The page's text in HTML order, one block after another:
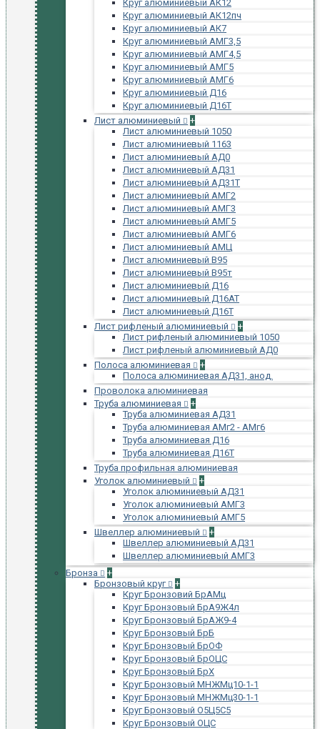
Круг алюминиевый АК12
Круг алюминиевый АК12пч
Круг алюминиевый АК7
Круг алюминиевый АМГ3,5
Круг алюминиевый АМГ4,5
Круг алюминиевый АМГ5
Круг алюминиевый АМГ6
Круг алюминиевый Д16
Круг алюминиевый Д16Т
Лист алюминиевый
+
Лист алюминиевый 1050
Лист алюминиевый 1163
Лист алюминиевый АД0
Лист алюминиевый АД31
Лист алюминиевый АД31Т
Лист алюминиевый АМГ2
Лист алюминиевый АМГ3
Лист алюминиевый АМГ5
Лист алюминиевый АМГ6
Лист алюминиевый АМЦ
Лист алюминиевый В95
Лист алюминиевый В95т
Лист алюминиевый Д16
Лист алюминиевый Д16АТ
Лист алюминиевый Д16Т
Лист рифленый алюминиевый
+
Лист рифленый алюминиевый 1050
Лист рифленый алюминиевый АД0
Полоса алюминиевая
+
Полоса алюминиевая АД31, анод.
Проволока алюминиевая
Труба алюминиевая
+
Труба алюминиевая АД31
Труба алюминиевая АМг2 - АМг6
Труба алюминиевая Д16
Труба алюминиевая Д16Т
Труба профильная алюминиевая
Уголок алюминиевый
+
Уголок алюминиевый АД31
Уголок алюминиевый АМГ3
Уголок алюминиевый АМГ5
Швеллер алюминиевый
+
Швеллер алюминиевый АД31
Швеллер алюминиевый АМГ3
Бронза
+
Бронзовый круг
+
Круг Бронзовий БрАМц
Круг Бронзовый БрА9Ж4л
Круг Бронзовый БрАЖ9-4
Круг Бронзовый БрБ
Круг Бронзовый БрОФ
Круг Бронзовый БрОЦС
Круг Бронзовый БрХ
Круг Бронзовый МНЖМц10-1-1
Круг Бронзовый МНЖМц30-1-1
Круг Бронзовый О5Ц5С5
Круг Бронзовый ОЦС